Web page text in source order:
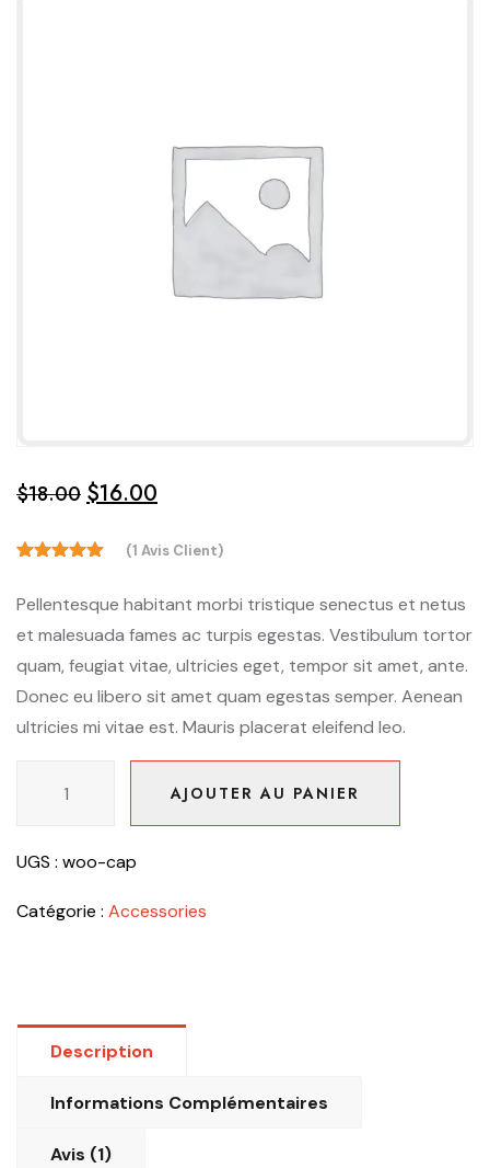
$18.00 Le
initial
était :
$18.00.
$16.00
actuel
$16.00.
basé sur
1
client
(1 Avis Client)
Pellentesque habitant morbi tristique senectus et netus
et malesuada fames ac turpis egestas. Vestibulum tortor
quam, feugiat vitae, ultricies eget, tempor sit amet, ante.
Donec eu libero sit amet quam egestas semper. Aenean
ultricies mi vitae est. Mauris placerat eleifend leo.
AJOUTER AU PANIER
AJOUTER AU PANIER
UGS : woo-cap
Catégorie : Accessories
Description
Informations Complémentaires
Avis (1)